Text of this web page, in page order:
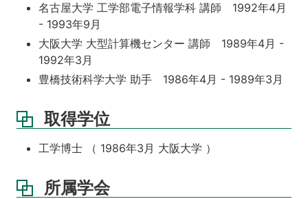
名古屋大学 工学部電子情報学科 講師 1992年4月
- 1993年9月
大阪大学 大型計算機センター 講師 1989年4月 -
1992年3月
豊橋技術科学大学 助手 1986年4月 - 1989年3月
取得学位
工学博士 （ 1986年3月 大阪大学 ）
所属学会